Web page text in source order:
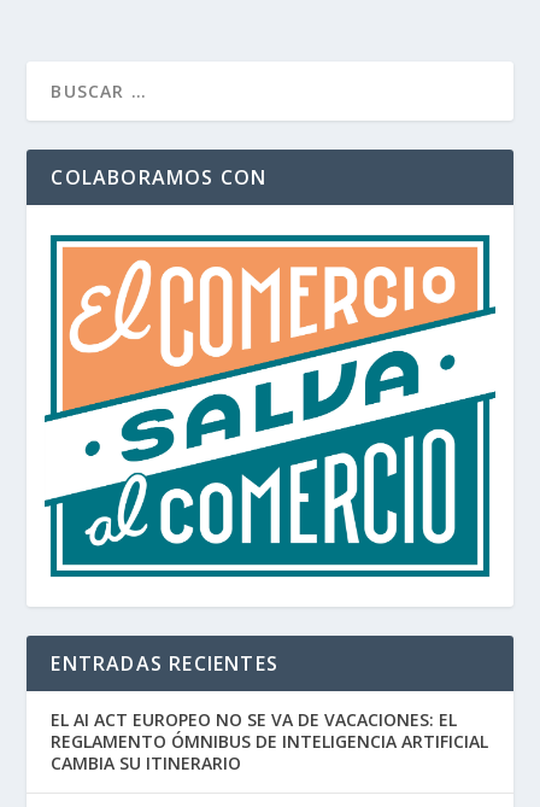
COLABORAMOS CON
ENTRADAS RECIENTES
EL AI ACT EUROPEO NO SE VA DE VACACIONES: EL
REGLAMENTO ÓMNIBUS DE INTELIGENCIA ARTIFICIAL
CAMBIA SU ITINERARIO